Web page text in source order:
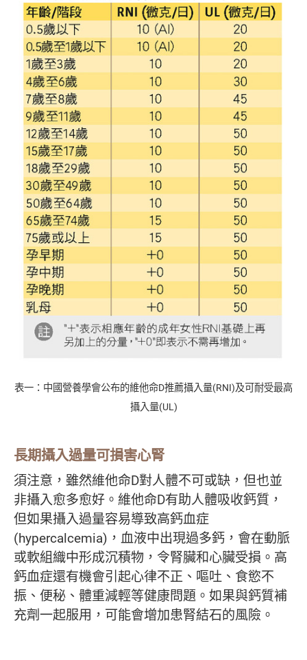
表一：中國營養學會公布的維他命D推薦攝入量(RNI)及可耐受最高
攝入量(UL)
長期攝入過量可損害心腎
須注意，雖然維他命D對人體不可或缺，但也並
非攝入愈多愈好。維他命D有助人體吸收鈣質，
但如果攝入過量容易導致高鈣血症
(hypercalcemia)，血液中出現過多鈣，會在動脈
或軟組織中形成沉積物，令腎臟和心臟受損。高
鈣血症還有機會引起心律不正、嘔吐、食慾不
振、便秘、體重減輕等健康問題。如果與鈣質補
充劑一起服用，可能會增加患腎結石的風險。